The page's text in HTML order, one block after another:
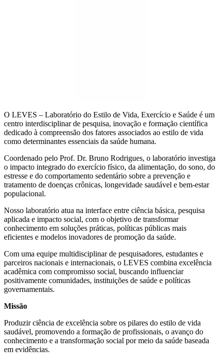
O LEVES – Laboratório do Estilo de Vida, Exercício e Saúde é um
centro interdisciplinar de pesquisa, inovação e formação científica
dedicado à compreensão dos fatores associados ao estilo de vida
como determinantes essenciais da saúde humana.
Coordenado pelo Prof. Dr. Bruno Rodrigues, o laboratório investiga
o impacto integrado do exercício físico, da alimentação, do sono, do
estresse e do comportamento sedentário sobre a prevenção e
tratamento de doenças crônicas, longevidade saudável e bem-estar
populacional.
Nosso laboratório atua na interface entre ciência básica, pesquisa
aplicada e impacto social, com o objetivo de transformar
conhecimento em soluções práticas, políticas públicas mais
eficientes e modelos inovadores de promoção da saúde.
Com uma equipe multidisciplinar de pesquisadores, estudantes e
parceiros nacionais e internacionais, o LEVES combina excelência
acadêmica com compromisso social, buscando influenciar
positivamente comunidades, instituições de saúde e políticas
governamentais.
Missão
Produzir ciência de excelência sobre os pilares do estilo de vida
saudável, promovendo a formação de profissionais, o avanço do
conhecimento e a transformação social por meio da saúde baseada
em evidências.